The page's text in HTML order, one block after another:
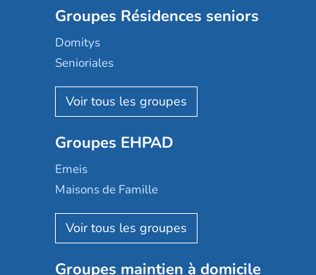
Groupes Résidences seniors
Domitys
Senioriales
Nohée
Les Résidentiels
Mobicap
Domusvi
Happy Senior
Aquarelia
Nexity edenea
Les jardins d'Arcadie
Groupes EHPAD
Emeis
Maisons de Famille
Korian
Emera
Groupe SOS
Groupes maintien à domicile